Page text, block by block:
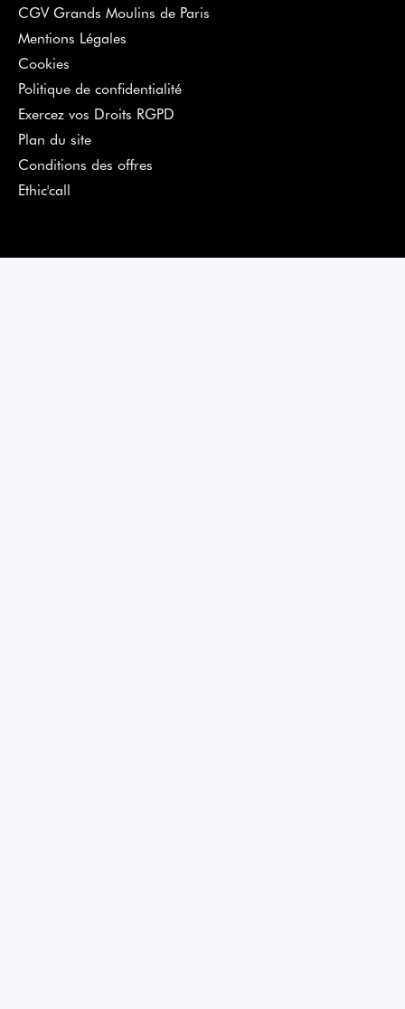
CGV Grands Moulins de Paris
Mentions Légales
Cookies
Politique de confidentialité
Exercez vos Droits RGPD
Plan du site
Conditions des offres
Ethic'call